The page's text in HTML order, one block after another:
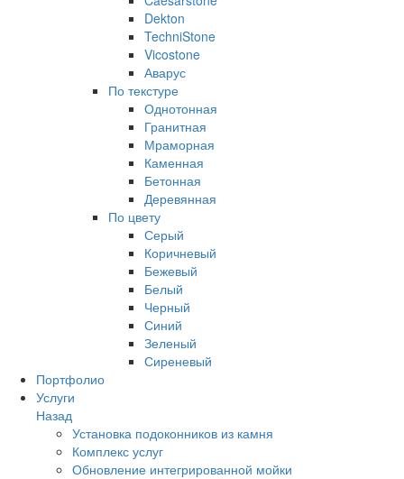
Dekton
TechniStone
Vicostone
Аварус
По текстуре
Однотонная
Гранитная
Мраморная
Каменная
Бетонная
Деревянная
По цвету
Серый
Коричневый
Бежевый
Белый
Черный
Синий
Зеленый
Сиреневый
Портфолио
Услуги
Назад
Установка подоконников из камня
Комплекс услуг
Обновление интегрированной мойки